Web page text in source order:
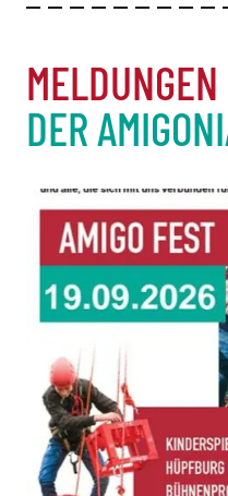
MELDUNGEN
DER